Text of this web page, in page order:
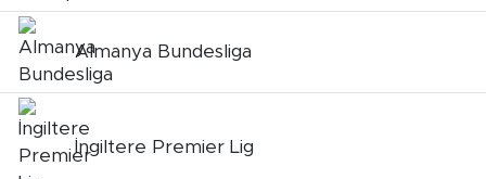
Almanya Bundesliga
İngiltere Premier Lig